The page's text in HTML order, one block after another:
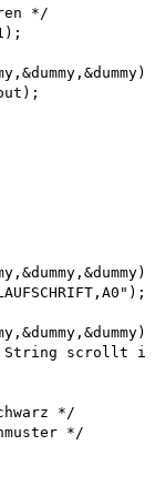
*/
scrollt
*/
*/